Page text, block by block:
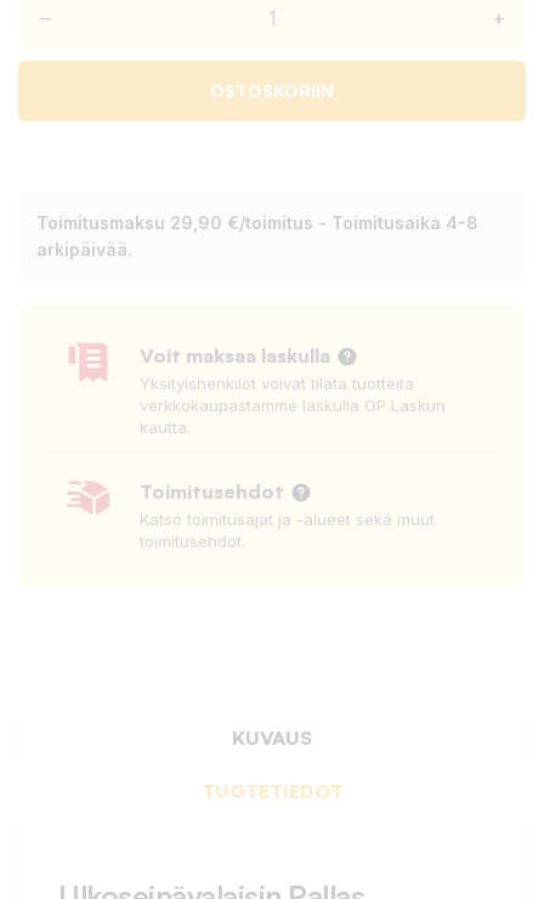
– +
OSTOSKORIIN
Toimitusmaksu 29,90 €/toimitus - Toimitusaika 4-8
arkipäivää.
Voit maksaa laskulla
Yksityishenkilöt voivat tilata tuotteita
verkkokaupastamme laskulla OP Laskun
kautta.
Toimitusehdot
Katso toimitusajat ja -alueet sekä muut
toimitusehdot.
KUVAUS
TUOTETIEDOT